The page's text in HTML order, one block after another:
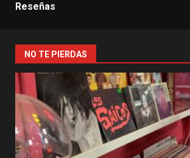
Reseñas
NO TE PIERDAS